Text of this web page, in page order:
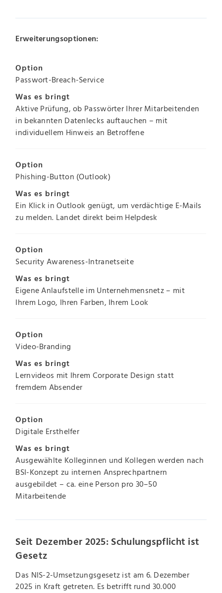
Erweiterungsoptionen:
Option
Passwort-Breach-Service
Was es bringt
Aktive Prüfung, ob Passwörter Ihrer Mitarbeitenden
in bekannten Datenlecks auftauchen – mit
individuellem Hinweis an Betroffene
Option
Phishing-Button (Outlook)
Was es bringt
Ein Klick in Outlook genügt, um verdächtige E-Mails
zu melden. Landet direkt beim Helpdesk
Option
Security Awareness-Intranetseite
Was es bringt
Eigene Anlaufstelle im Unternehmensnetz – mit
Ihrem Logo, Ihren Farben, Ihrem Look
Option
Video-Branding
Was es bringt
Lernvideos mit Ihrem Corporate Design statt
fremdem Absender
Option
Digitale Ersthelfer
Was es bringt
Ausgewählte Kolleginnen und Kollegen werden nach
BSI-Konzept zu internen Ansprechpartnern
ausgebildet – ca. eine Person pro 30–50
Mitarbeitende
Seit Dezember 2025: Schulungspflicht ist
Gesetz
Das NIS-2-Umsetzungsgesetz ist am 6. Dezember
2025 in Kraft getreten. Es betrifft rund 30.000